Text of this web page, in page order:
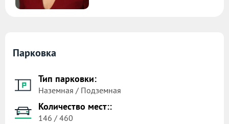
Парковка
Тип парковки:
Наземная / Подземная
Количество мест::
146 / 460